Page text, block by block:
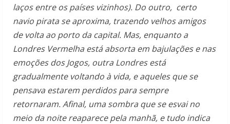
laços entre os países vizinhos). Do outro, certo
navio pirata se aproxima, trazendo velhos amigos
de volta ao porto da capital. Mas, enquanto a
Londres Vermelha está absorta em bajulações e nas
emoções dos Jogos, outra Londres está
gradualmente voltando à vida, e aqueles que se
pensava estarem perdidos para sempre
retornaram. Afinal, uma sombra que se esvai no
meio da noite reaparece pela manhã, e tudo indica